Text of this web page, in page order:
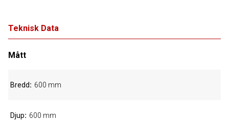
Teknisk Data
Mått
Bredd 600 mm
Djup 600 mm